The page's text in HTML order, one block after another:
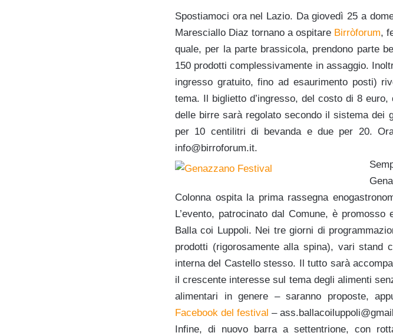
Spostiamoci ora nel Lazio. Da giovedì 25 a
Maresciallo Diaz tornano a ospitare Birròforum,
quale, per la parte brassicola, prendono parte
150 prodotti complessivamente in assaggio.
ingresso gratuito, fino ad esaurimento posti)
tema. Il biglietto d’ingresso, del costo di 8
delle birre sarà regolato secondo il sistema dei
per 10 centilitri di bevanda e due per 20.
info@birroforum.it.
Colonna ospita la prima rassegna
L’evento, patrocinato dal Comune, è
Balla coi Luppoli. Nei tre giorni di
prodotti (rigorosamente alla spina), vari
interna del Castello stesso. Il tutto sarà
il crescente interesse sul tema degli alimenti
alimentari in genere – saranno proposte,
Facebook del festival –
nfine, di nuovo barra a settentrione, con